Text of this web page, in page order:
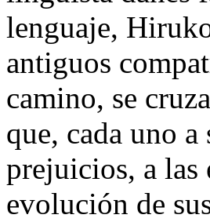
lenguaje,
antiguos
camino, se
que, cada uno a
prejuicios, a las
evolución de